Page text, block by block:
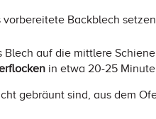
vorbereitete Backblech
Blech auf die mittlere
in etwa 20-25
gebräunt sind, aus dem